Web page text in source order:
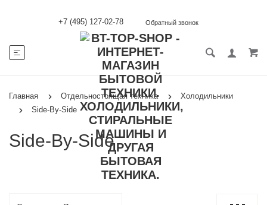
+7 (495) 127-02-78 Обратный звонок
Главная Отдельностоящая техника
Холодильники
Side-By-Side
Side-By-Side